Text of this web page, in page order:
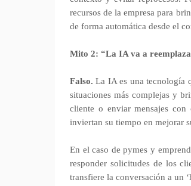
recursos de la empresa para
de forma automática desde el
Mito 2: “La IA va a
Falso.La IA es una tecnología
situaciones más complejas y
cliente o enviar mensajes con
inviertan su tiempo en mejorar
En el caso de pymes y
responder solicitudes de los
transfiere la conversación a un